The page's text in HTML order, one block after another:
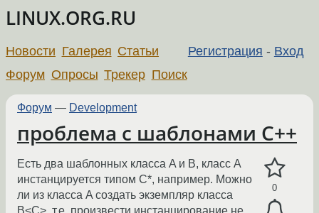
LINUX.ORG.RU
Регистрация - Вход
Новости Галерея Статьи
Форум Опросы Трекер Поиск
Форум — Development
проблема с шаблонами C++
0
Есть два шаблонных класса A и B, класс A
инстанцируется типом C*, например. Можно
ли из класса A создать экземпляр класса